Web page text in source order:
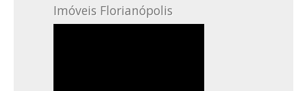
Imóveis Florianópolis